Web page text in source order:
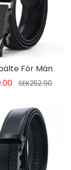
För Män
SEK252.90